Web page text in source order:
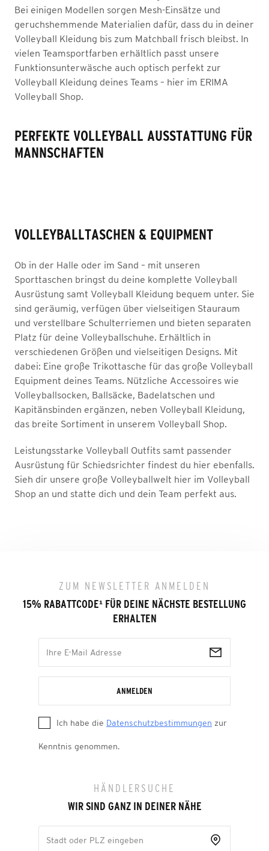
Bei einigen Modellen sorgen Mesh-Einsätze und
geruchshemmende Materialien dafür, dass du in deiner
Volleyball Kleidung bis zum Matchball frisch bleibst. In
vielen Teamsportfarben erhältlich passt unsere
Funktionsunterwäsche auch optisch perfekt zur
Volleyball Kleidung deines Teams – hier im ERIMA
Volleyball Shop.
PERFEKTE VOLLEYBALL AUSSTATTUNG FÜR
MANNSCHAFTEN
VOLLEYBALLTASCHEN & EQUIPMENT
Ob in der Halle oder im Sand – mit unseren
Sporttaschen bringst du deine komplette Volleyball
Ausrüstung samt Volleyball Kleidung bequem unter. Sie
sind geräumig, verfügen über vielseitigen Stauraum
und verstellbare Schulterriemen und bieten separaten
Platz für deine Volleyballschuhe. Erhältlich in
verschiedenen Größen und vielseitigen Designs. Mit
dabei: Eine große Trikottasche für das große Volleyball
Equipment deines Teams. Nützliche Accessoires wie
Volleyballsocken, Ballsäcke, Badelatschen und
Kapitänsbinden ergänzen, neben Volleyball Kleidung,
das breite Sortiment in unserem Volleyball Shop.
Leistungsstarke Volleyball Outfits samt passender
Ausrüstung für Schiedsrichter findest du hier ebenfalls.
Sieh dir unsere große Volleyballwelt hier im Volleyball
Shop an und statte dich und dein Team perfekt aus.
ZUM NEWSLETTER ANMELDEN
15% RABATTCODE¹ FÜR DEINE NÄCHSTE BESTELLUNG
ERHALTEN
ANMELDEN
Ich habe die Datenschutzbestimmungen zur
Kenntnis genommen.
HÄNDLERSUCHE
WIR SIND GANZ IN DEINER NÄHE